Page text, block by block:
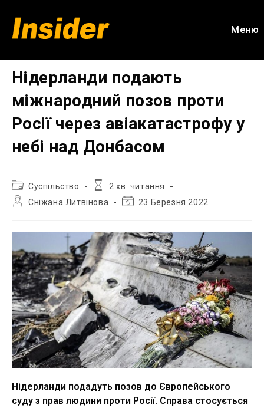
вмісту
Меню
Нідерланди подають
міжнародний позов проти
Росії через авіакатастрофу у
небі над Донбасом
Категорія
запису:
Суспільство
Час
читання:
2 хв. читання
АвторСніжана Литвінова
Остання23 Березня 2022
Нідерланди подадуть позов до Європейського
суду з прав людини проти Росії. Справа стосується